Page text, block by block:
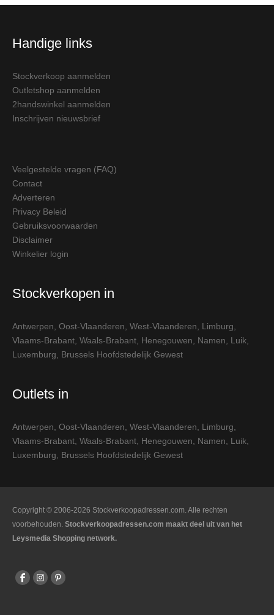
Handige links
Stockverkoop aanmelden
Outletshop aanmelden
2handswinkel aanmelden
Inschrijven nieuwsbrief
Veelgestelde vragen (FAQ)
Contact
Adverteren
Privacy Beleid
Gebruiksvoorwaarden
Disclaimer
Winkelier login
Stockverkopen in
Antwerpen Oost-Vlaanderen West-Vlaanderen Limburg
Vlaams-Brabant Waals-Brabant Henegouwen Namen Luik
Luxemburg
Brussels Hoofdstedelijk Gewest
Outlets in
Antwerpen Oost-Vlaanderen West-Vlaanderen Limburg
Vlaams-Brabant Waals-Brabant Henegouwen Namen Luik
Luxemburg
Brussels Hoofdstedelijk Gewest
Copyright © 2006-2026 Stockverkoopadressen.com. Alle rechten
voorbehouden. Stockverkoopadressen.com maakt deel uit van het
Leysmedia Shopping network.